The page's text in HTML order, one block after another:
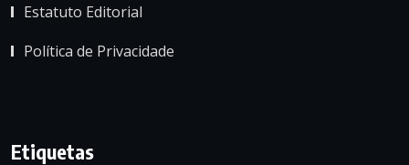
Estatuto Editorial
Política de Privacidade
Etiquetas